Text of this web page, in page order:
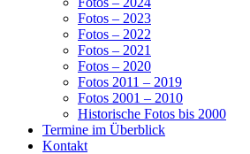
Fotos – 2023
Fotos – 2022
Fotos – 2021
Fotos – 2020
Fotos 2011 – 2019
Fotos 2001 – 2010
Historische Fotos bis 2000
Termine im Überblick
Kontakt